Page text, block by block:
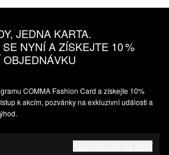
JEDNA KARTA.
NYNÍ A ZÍSKEJTE 10 %
COMMA Fashion Card a získejte 10%
k akcím, pozvánky na exkluzivní události a